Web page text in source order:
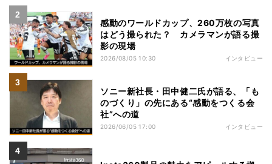
感動のワールドカップ、260万枚の写真
はどう撮られた？ カメラマンが語る撮
影の現場
2026/08/05 10:30 インタビュー
ソニー新社長・田中健二氏が語る、「も
のづくり」の先にある“感動をつくる会
社”への道
2026/06/05 17:00 インタビュー